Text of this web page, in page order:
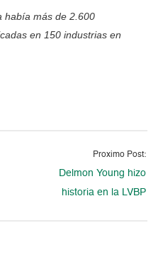
había más de 2.600
en 150 industrias en
Proximo Post:
Delmon Young hizo
historia en la LVBP